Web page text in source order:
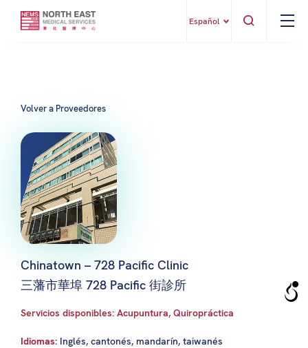
Español
Volver a Proveedores
Chinatown – 728 Pacific Clinic
三藩市華埠 728 Pacific 街診所
Servicios disponibles: Acupuntura, Quiropráctica
Idiomas: Inglés, cantonés, mandarín, taiwanés